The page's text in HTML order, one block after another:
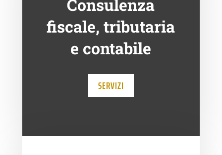
Consulenza
fiscale, tributaria
e contabile
SERVIZI